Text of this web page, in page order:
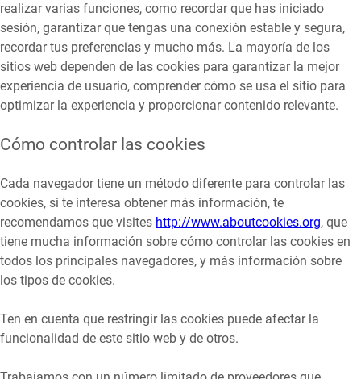
realizar varias funciones, como recordar que has iniciado
sesión, garantizar que tengas una conexión estable y segura,
recordar tus preferencias y mucho más. La mayoría de los
sitios web dependen de las cookies para garantizar la mejor
experiencia de usuario, comprender cómo se usa el sitio para
optimizar la experiencia y proporcionar contenido relevante.
Cómo controlar las cookies
Cada navegador tiene un método diferente para controlar las
cookies, si te interesa obtener más información, te
recomendamos que visites http://www.aboutcookies.org, que
tiene mucha información sobre cómo controlar las cookies en
todos los principales navegadores, y más información sobre
los tipos de cookies.
Ten en cuenta que restringir las cookies puede afectar la
funcionalidad de este sitio web y de otros.